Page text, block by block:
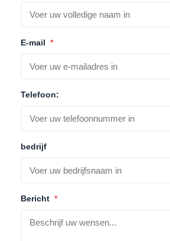
E-mail *
Telefoon:
bedrijf
Bericht *